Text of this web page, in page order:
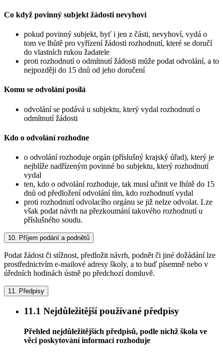
Co když povinný subjekt žádosti nevyhoví
pokud povinný subjekt, byť i jen z části, nevyhoví, vydá o
tom ve lhůtě pro vyřízení žádosti rozhodnutí, které se doručí
do vlastních rukou žadatele
proti rozhodnutí o odmítnutí žádosti může podat odvolání, a to
nejpozději do 15 dnů od jeho doručení
Komu se odvolání posílá
odvolání se podává u subjektu, který vydal rozhodnutí o
odmítnutí žádosti
Kdo o odvolání rozhodne
o odvolání rozhoduje orgán (příslušný krajský úřad), který je
nejblíže nadřízeným povinné ho subjektu, který rozhodnutí
vydal
ten, kdo o odvolání rozhoduje, tak musí učinit ve lhůtě do 15
dnů od předložení odvolání tím, kdo rozhodnutí vydal
proti rozhodnutí odvolacího orgánu se již nelze odvolat. Lze
však podat návrh na přezkoumání takového rozhodnutí u
příslušného soudu.
10. Příjem podání a podnětů
Podat žádost či stížnost, předložit návrh, podnět či jiné dožádání lze
prostřednictvím e-mailové adresy školy, a to buď písemně nebo v
úředních hodinách ústně po předchozí domluvě.
11. Předpisy
11.1 Nejdůležitější používané předpisy
Přehled nejdůležitějších předpisů, podle nichž škola ve
věci poskytování informací rozhoduje